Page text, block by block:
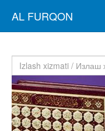
AL FURQON